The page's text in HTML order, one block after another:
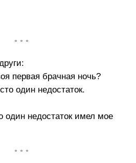
• • •
первая брачная ночь?
один недостаток.
недостаток имел мое
• • •